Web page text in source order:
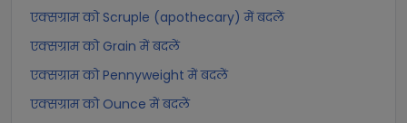
एक्सग्राम को Scruple (apothecary) में बदलें
एक्सग्राम को Grain में बदलें
एक्सग्राम को Pennyweight में बदलें
एक्सग्राम को Ounce में बदलें